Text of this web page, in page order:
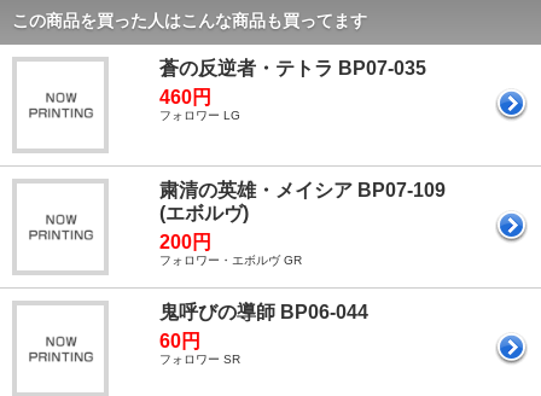
この商品を買った人はこんな商品も買ってます
蒼の反逆者・テトラ BP07-035
460円
フォロワー LG
粛清の英雄・メイシア BP07-109
(エボルヴ)
200円
フォロワー・エボルヴ GR
鬼呼びの導師 BP06-044
60円
フォロワー SR